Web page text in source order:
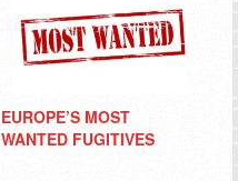
EUROPE’S MOST
WANTED FUGITIVES